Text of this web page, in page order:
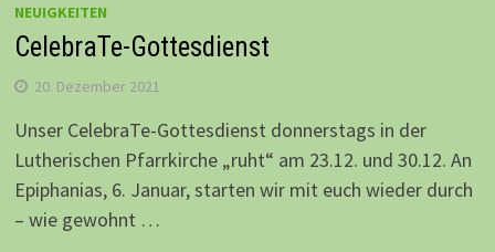
NEUIGKEITEN
CelebraTe-Gottesdienst
20. Dezember 2021
Unser CelebraTe-Gottesdienst donnerstags in der
Lutherischen Pfarrkirche „ruht“ am 23.12. und 30.12. An
Epiphanias, 6. Januar, starten wir mit euch wieder durch
– wie gewohnt …